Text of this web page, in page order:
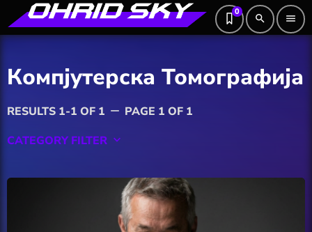
0
search menu
Компјутерска Томографија
RESULTS 1-1 OF 1 remove PAGE 1 OF 1
CATEGORY FILTER keyboard_arrow_down